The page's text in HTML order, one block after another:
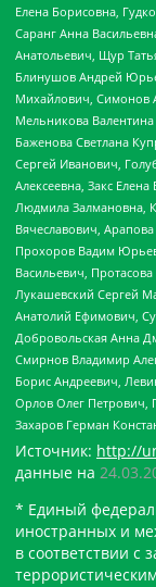
Елена Борисовна,
Саранг Анна
Анатольевич, Щур
Блинушов Андрей
Михайлович, Симонов
Мельникова
Баженова Светлана
Сергей Иванович,
Алексеевна, Закс
Людмила Залмановна,
Вячеславович,
Прохоров Вадим
Васильевич,
Лукашевский Сергей
Анатолий Ефимович,
Добровольская Анна
Смирнов Владимир
Борис Андреевич,
Орлов Олег Петрович,
Захаров Герман
Источник: http://
данные на
* Единый
иностранных и
в соответствии с